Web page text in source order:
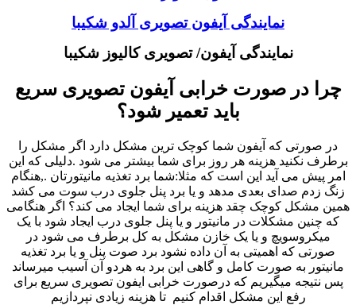
نمایندگی آیفون تصویری آلدو شکیبا
نمایندگی آیفون/ تصویری کالیوز شکیبا
چرا در صورت خرابی آیفون تصویری سریع
باید تعمیر شود؟
در صورتی که آیفون شما کوچک ترین مشکل دارد اگر مشکل را
برطرف نکنید هزینه هر روز برای شما بیشتر می شود .دلیلی که این
امر پیش می آید این است که مثلا:شما برد تغذیه مانیتورتان .,هنگام
زنگ زدم صدای بعدی مدهد و یا برد پنل جلوی درب سوت می کشد
همین مشکل کوچک چقد هزینه برای شما ایجاد می کند؟ اگر هنگامی
که چنین مشکلات در مانیتور و یا پنل جلوی درب ایجاد شود با یک
میکروسویچ و یا یک خازن مشکل به کل برطرف می شود در
صورتی که اهمیتی به آن داده نشود برد صوت پنل و یا برد تغذیه
مانیتور به صورت کامل و گاهی این برد به هردو آن آسیب میرساند
پس نتیجه میگیریم که درصورت خرابی ایفون تصویری سریع برای
رفع این مشکل اقدام کنیم تا هزینه زیادی نپردازیم